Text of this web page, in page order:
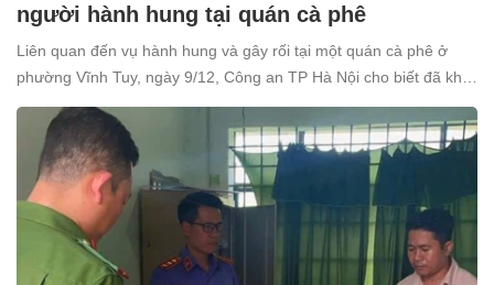
người hành hung tại quán cà phê
Liên quan đến vụ hành hung và gây rối tại một quán cà phê ở
phường Vĩnh Tuy, ngày 9/12, Công an TP Hà Nội cho biết đã khởi
tố và bắt tạm giam Nguyễn Văn Thiên (SN 1998, trú tại xã Ô
Diên, Hà Nội) để điều tra về tội “Gây rối trật tự công cộng”.